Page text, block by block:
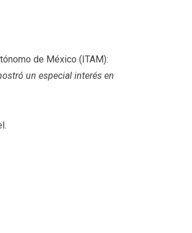
de México (ITAM):
un especial interés en